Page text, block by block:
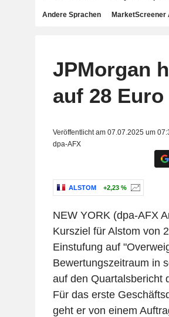
Andere Sprachen MarketScreener
JPMorgan
auf 28
Veröffentlicht am 07.07.2025 um
dpa-AFX
ALSTOM +2,23 %
NEW YORK (dpa-AFX
Kursziel für Alstom von
Einstufung auf
Bewertungszeitraum in
auf den Quartalsbericht
Für das erste
geht er von einem